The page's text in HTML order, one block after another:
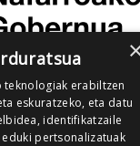
teknologiak erabiltzen
eskuratzeko, eta datu
identifikatzaile
pertsonalizatuak